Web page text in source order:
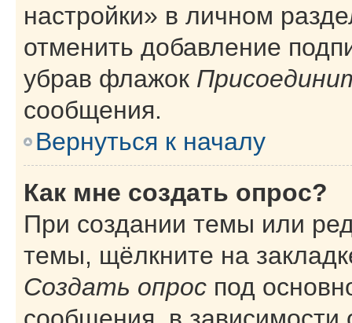
настройки» в личном
отменить добавление
убрав флажок
сообщения.
Вернуться к началу
Как мне создать опрос?
При создании темы или
темы, щёлкните на
Создать опрос под